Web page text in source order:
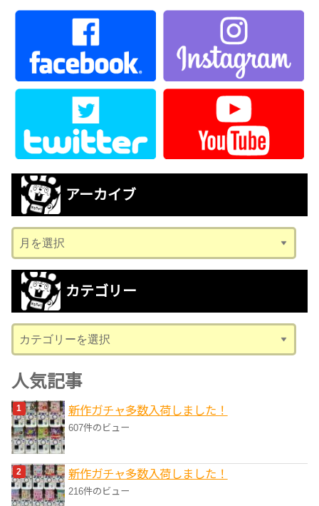
アーカイブ
ー
カ
ブ
カテゴリー
テ
ゴ
リ
ー
人気記事
新作ガチャ多数入荷しました！
607件のビュー
新作ガチャ多数入荷しました！
216件のビュー